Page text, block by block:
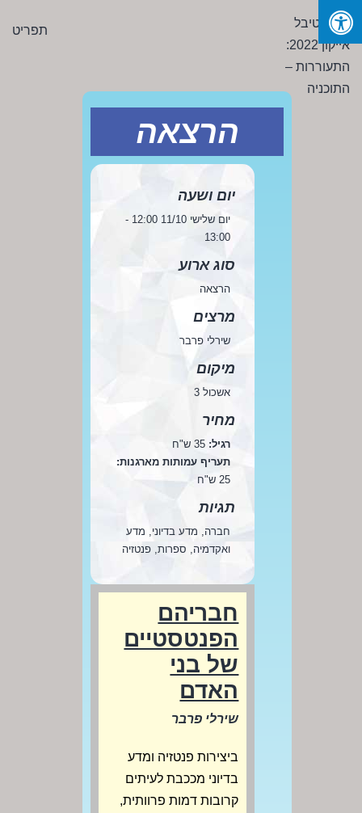
Skip
content
פסטיבל
אייקון
2022:
התעוררות
תפריט
הרצאה
יום ושעה
יום שלישי 11/10 12:00 -
13:00
סוג ארוע
הרצאה
מרצים
שירלי פרבר
מיקום
אשכול 3
מחיר
רגיל:
תעריף עמותות מארגנות:
25 ש"ח
תגיות
חברה, מדע בדיוני, מדע
ואקדמיה, ספרות, פנטזיה
חבריהם
הפנטסטיים
של בני
האדם
שירלי פרבר
ביצירות פנטזיה ומדע
בדיוני מככבת לעיתים
קרובות דמות פרוותית,